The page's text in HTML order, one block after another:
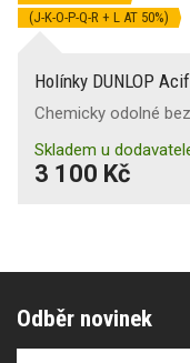
(J-K-O-P-Q-R + L AT 50%)
Holínky DUNLOP
Chemicky odolné
Skladem u
3 100 Kč
Odběr novinek